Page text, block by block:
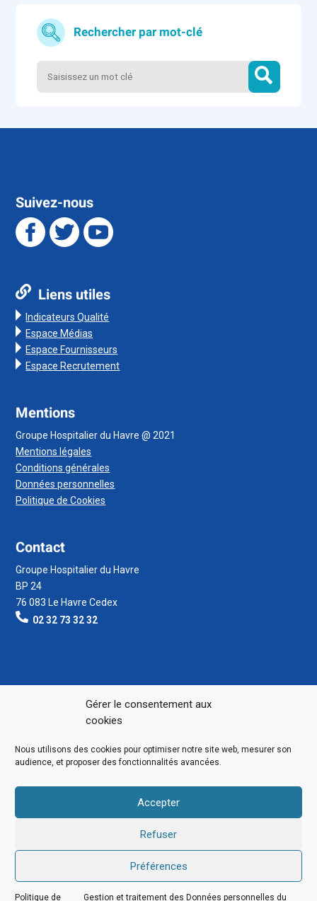
Gérer le consentement aux
cookies
Nous utilisons des cookies pour optimiser notre site web, mesurer son
audience, et proposer des fonctionnalités avancées.
Accepter
Refuser
Préférences
Politique de Gestion et traitement des Données personnelles du
Rechercher par mot-clé
Suivez-nous
Liens utiles
Indicateurs Qualité
Espace Médias
Espace Fournisseurs
Espace Recrutement
Mentions
Groupe Hospitalier du Havre @ 2021
Mentions légales
Conditions générales
Données personnelles
Politique de Cookies
Contact
Groupe Hospitalier du Havre
BP 24
76 083 Le Havre Cedex
02 32 73 32 32